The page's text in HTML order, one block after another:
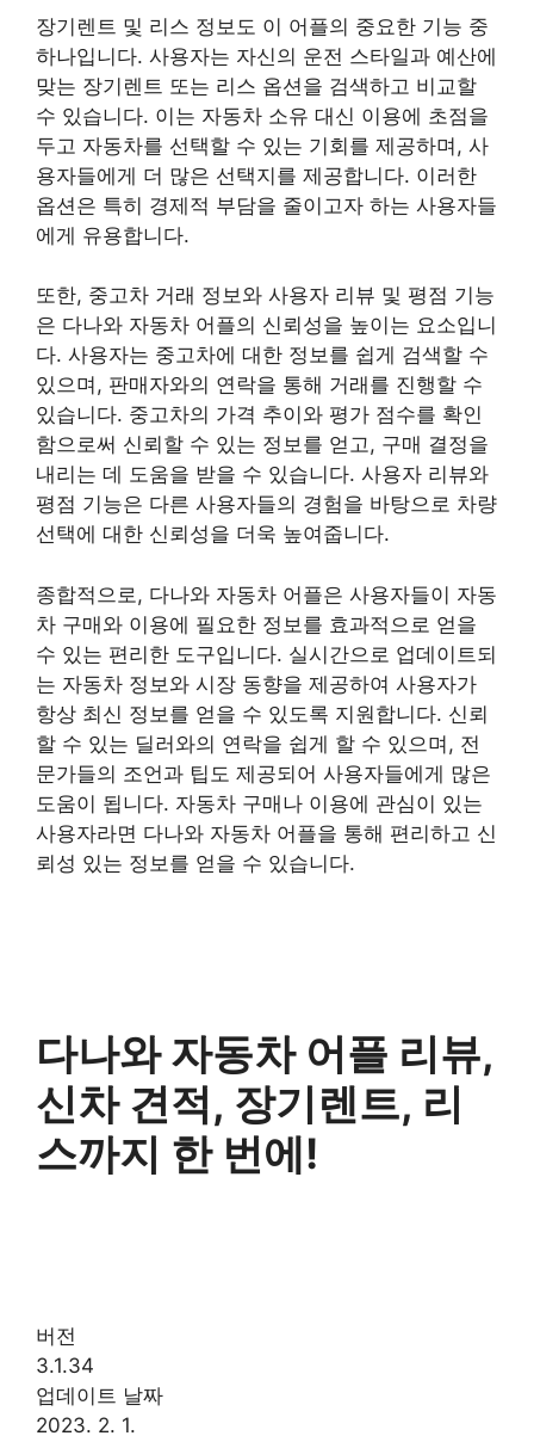
장기렌트 및 리스 정보도 이 어플의 중요한 기능 중
하나입니다. 사용자는 자신의 운전 스타일과 예산에
맞는 장기렌트 또는 리스 옵션을 검색하고 비교할
수 있습니다. 이는 자동차 소유 대신 이용에 초점을
두고 자동차를 선택할 수 있는 기회를 제공하며, 사
용자들에게 더 많은 선택지를 제공합니다. 이러한
옵션은 특히 경제적 부담을 줄이고자 하는 사용자들
에게 유용합니다.
또한, 중고차 거래 정보와 사용자 리뷰 및 평점 기능
은 다나와 자동차 어플의 신뢰성을 높이는 요소입니
다. 사용자는 중고차에 대한 정보를 쉽게 검색할 수
있으며, 판매자와의 연락을 통해 거래를 진행할 수
있습니다. 중고차의 가격 추이와 평가 점수를 확인
함으로써 신뢰할 수 있는 정보를 얻고, 구매 결정을
내리는 데 도움을 받을 수 있습니다. 사용자 리뷰와
평점 기능은 다른 사용자들의 경험을 바탕으로 차량
선택에 대한 신뢰성을 더욱 높여줍니다.
종합적으로, 다나와 자동차 어플은 사용자들이 자동
차 구매와 이용에 필요한 정보를 효과적으로 얻을
수 있는 편리한 도구입니다. 실시간으로 업데이트되
는 자동차 정보와 시장 동향을 제공하여 사용자가
항상 최신 정보를 얻을 수 있도록 지원합니다. 신뢰
할 수 있는 딜러와의 연락을 쉽게 할 수 있으며, 전
문가들의 조언과 팁도 제공되어 사용자들에게 많은
도움이 됩니다. 자동차 구매나 이용에 관심이 있는
사용자라면 다나와 자동차 어플을 통해 편리하고 신
뢰성 있는 정보를 얻을 수 있습니다.
다나와 자동차 어플 리뷰,
신차 견적, 장기렌트, 리
스까지 한 번에!
버전
3.1.34
업데이트 날짜
2023. 2. 1.